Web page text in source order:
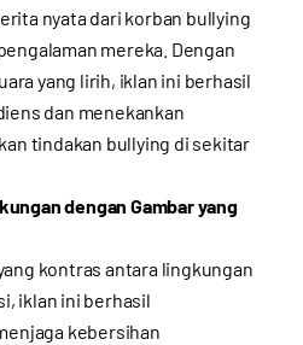
nyata dari korban bullying
mereka. Dengan
yang lirih, iklan ini berhasil
dan menekankan
tindakan bullying di sekitar
dengan Gambar yang
kontras antara lingkungan
iklan ini berhasil
kebersihan